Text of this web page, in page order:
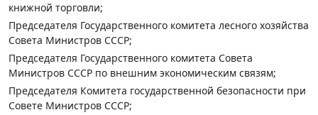
книжной торговли;
Председателя Государственного комитета лесного хозяйства
Совета Министров СССР;
Председателя Государственного комитета Совета
Министров СССР по внешним экономическим связям;
Председателя Комитета государственной безопасности при
Совете Министров СССР;